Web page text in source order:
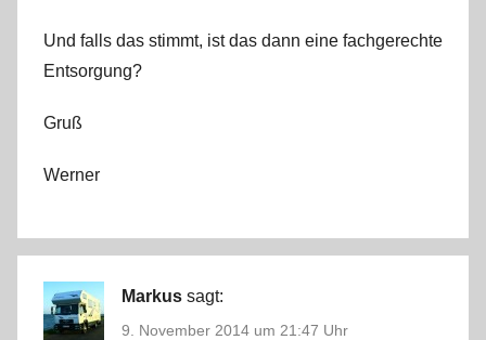
Und falls das stimmt, ist das dann eine fachgerechte
Entsorgung?
Gruß
Werner
Markus sagt:
9. November 2014 um 21:47 Uhr